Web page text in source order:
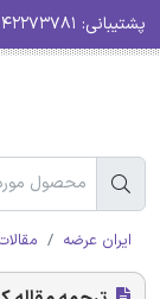
پشتیبانی:
ایران عرضه